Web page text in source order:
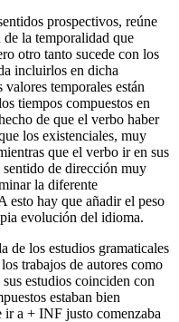
prospectivos, reúne
la temporalidad que
otro tanto sucede con los
incluirlos en dicha
temporales están
tiempos compuestos en
de que el verbo haber
los existenciales, muy
que el verbo iren sus
de dirección muy
la diferente
esto hay que añadir el peso
evolución del idioma.
de los estudios gramaticales
trabajos de autores como
estudios coinciden con
estaban bien
ir a + INF justo comenzaba